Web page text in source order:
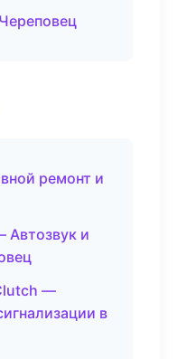
ремонт и
Автозвук и
—
в